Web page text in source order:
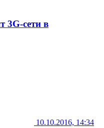
3G-сети в
10.10.2016, 14:34